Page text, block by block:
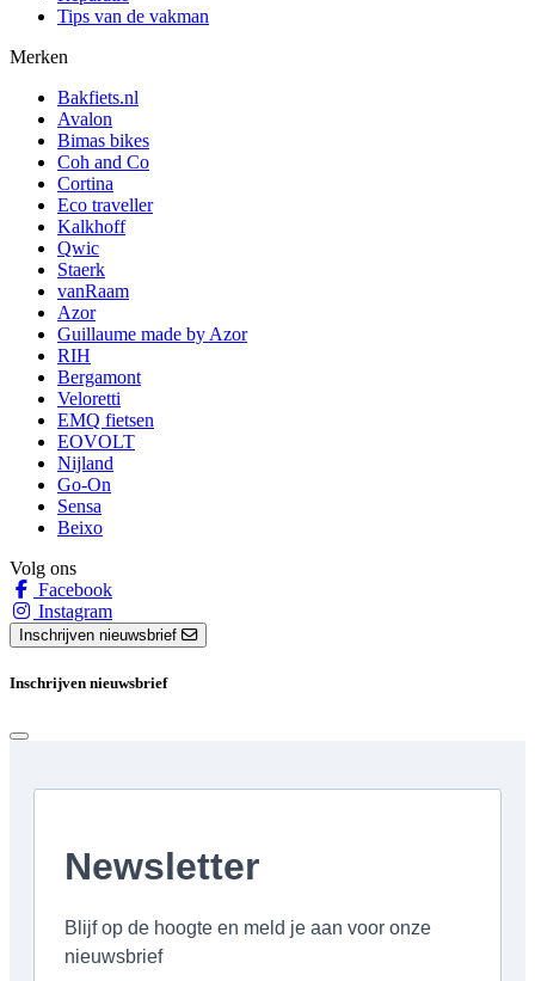
Tips van de vakman
Merken
Bakfiets.nl
Avalon
Bimas bikes
Coh and Co
Cortina
Eco traveller
Kalkhoff
Qwic
Staerk
vanRaam
Azor
Guillaume made by Azor
RIH
Bergamont
Veloretti
EMQ fietsen
EOVOLT
Nijland
Go-On
Sensa
Beixo
Volg ons
Facebook
Instagram
Inschrijven nieuwsbrief
Inschrijven nieuwsbrief